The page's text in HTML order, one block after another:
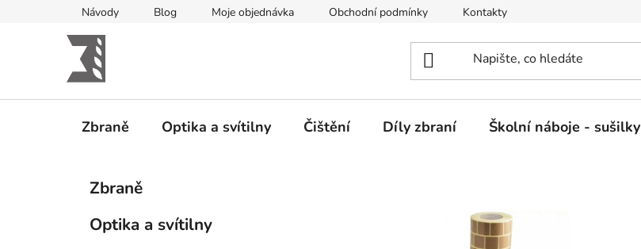
Návody Blog Moje objednávka Obchodní podmínky Kontakty
Zbraně Optika a svítilny Čištění Díly zbraní Školní náboje - sušilky
Přeskočit
kategorie
Zbraně
Optika a svítilny